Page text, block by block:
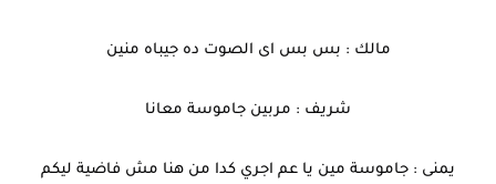
مالك : بس بس اى الصوت ده جيباه منين
شريف : مربين جاموسة معانا
يمنى : جاموسة مين يا عم اجري كدا من هنا مش فاضية ليكم